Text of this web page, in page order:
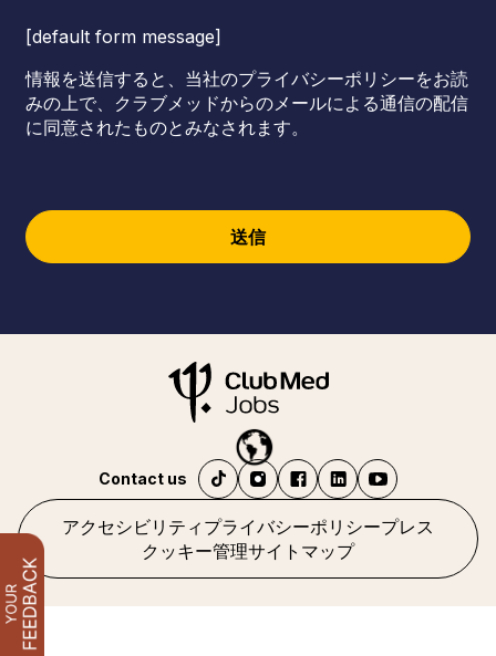
[default form message]
情報を送信すると、当社のプライバシーポリシーをお読
みの上で、クラブメッドからのメールによる通信の配信
に同意されたものとみなされます。
送信
アクセシビリティ プライバシーポリシープレス
クッキー管理サイトマップ
Contact us